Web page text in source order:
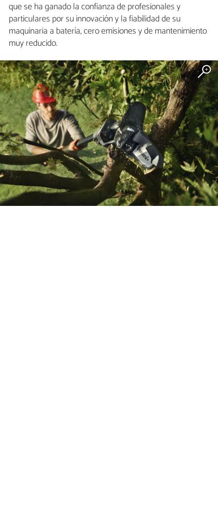
que se ha ganado la confianza de profesionales y
particulares por su innovación y la fiabilidad de su
maquinaria a batería, cero emisiones y de mantenimiento
muy reducido.